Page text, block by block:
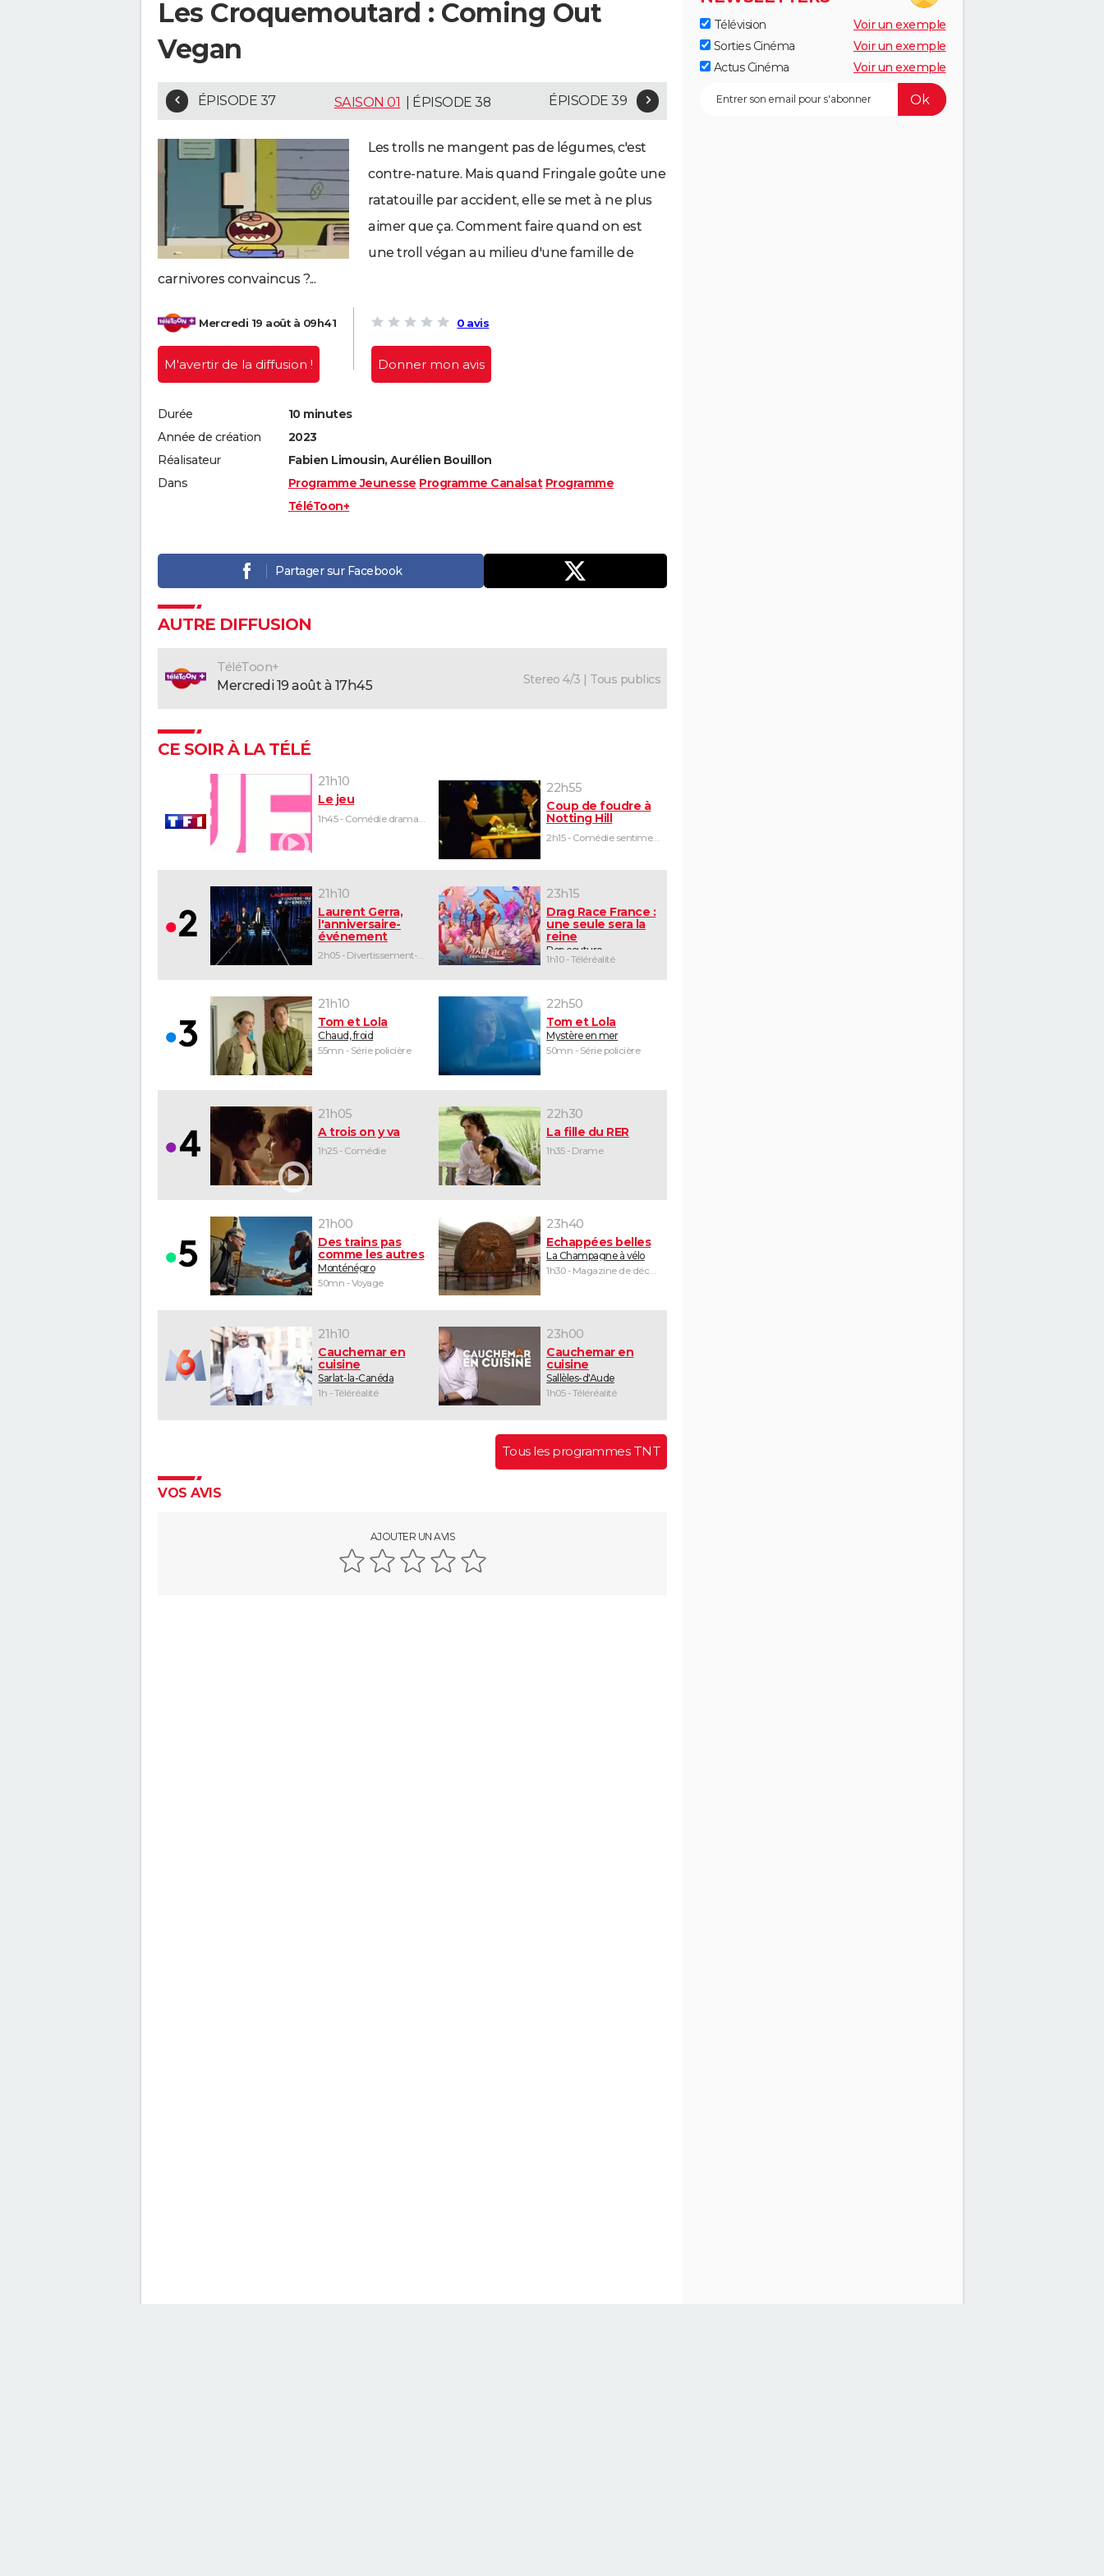
Les Croquemoutard : Coming Out
Vegan
ÉPISODE 37 SAISON 01 | ÉPISODE 38 ÉPISODE 39
Les trolls ne mangent pas de légumes, c'est
contre-nature. Mais quand Fringale goûte une
ratatouille par accident, elle se met à ne plus
aimer que ça. Comment faire quand on est
une troll végan au milieu d'une famille de
carnivores convaincus ?...
Mercredi 19 août à 09h41
M'avertir de la diffusion !
0 avis
Donner mon avis
Durée
10 minutes
Année de création
2023
Réalisateur
Fabien Limousin, Aurélien Bouillon
Dans
Programme Jeunesse Programme Canalsat Programme
TéléToon+
Partager sur Facebook
AUTRE DIFFUSION
TéléToon+
mercredi 19 août à 17h45 Stereo 4/3 | Tous publics
CE SOIR À LA TÉLÉ
21h10
Le jeu
1h45 - Comédie dramatique
22h55
Coup de foudre à
Notting Hill
2h15 - Comédie sentimentale
21h10
Laurent Gerra,
l'anniversaire-
événement
2h05 - Divertissement-humour
23h15
Drag Race France :
une seule sera la
reine
Pop couture
1h10 - Téléréalité
21h10
Tom et Lola
Chaud, froid
55mn - Série policière
22h50
Tom et Lola
Mystère en mer
50mn - Série policière
21h05
A trois on y va
1h25 - Comédie
22h30
La fille du RER
1h35 - Drame
21h00
Des trains pas
comme les autres
Monténégro
50mn - Voyage
23h40
Echappées belles
La Champagne à vélo
1h30 - Magazine de découvertes
21h10
Cauchemar en
cuisine
Sarlat-la-Canéda
1h - Téléréalité
23h00
Cauchemar en
cuisine
Sallèles-d'Aude
1h05 - Téléréalité
Tous les programmes TNT
VOS AVIS
AJOUTER UN AVIS
Télévision
Voir un exemple
Sorties Cinéma
Voir un exemple
Actus Cinéma
Voir un exemple